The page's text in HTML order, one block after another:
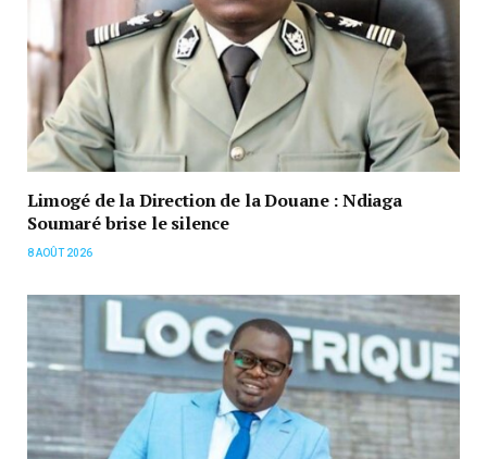
Limogé de la Direction de la Douane : Ndiaga
Soumaré brise le silence
8 AOÛT 2026